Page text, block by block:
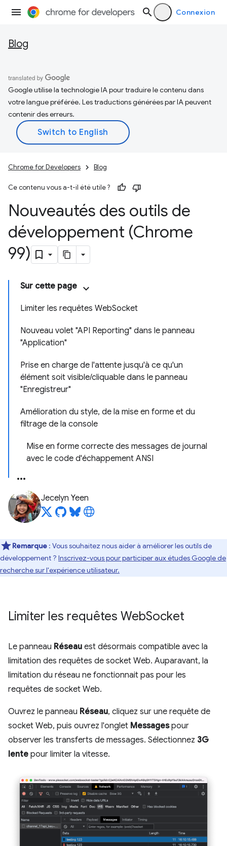
Connexion
Blog
Google utilise la technologie IA pour traduire le contenu dans
votre langue préférée. Les traductions générées par IA peuvent
contenir des erreurs.
Chrome for Developers Blog
Ce contenu vous a-t-il été utile ?
Nouveautés des outils de
développement (Chrome
99)
Sur cette page
Limiter les requêtes WebSocket
Nouveau volet "API Reporting" dans le panneau
"Application"
Prise en charge de l'attente jusqu'à ce qu'un
élément soit visible/cliquable dans le panneau
"Enregistreur"
Amélioration du style, de la mise en forme et du
filtrage de la console
Mise en forme correcte des messages de journal
avec le code d'échappement ANSI
Jecelyn Yeen
Remarque : Vous souhaitez nous aider à améliorer les outils de
développement ? Inscrivez-vous pour participer aux études Google de
recherche sur l'expérience utilisateur.
Limiter les requêtes WebSocket
Le panneau Réseau est désormais compatible avec la
limitation des requêtes de socket Web. Auparavant, la
limitation du réseau ne fonctionnait pas pour les
requêtes de socket Web.
Ouvrez le panneau Réseau, cliquez sur une requête de
socket Web, puis ouvrez l'onglet Messagespour
observer les transferts de messages. Sélectionnez 3G
lente pour limiter la vitesse.